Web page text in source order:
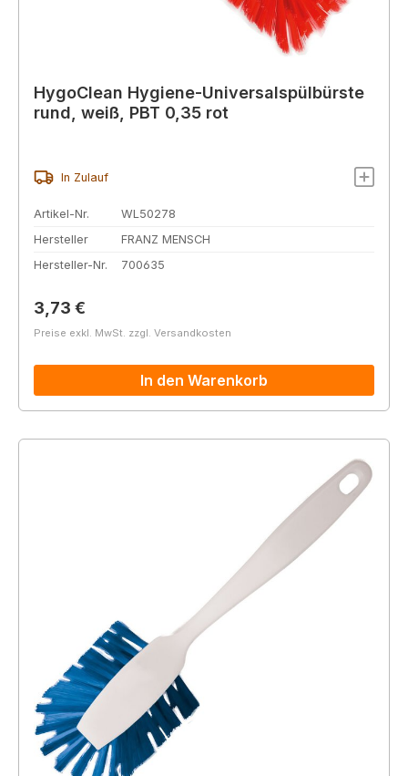
HygoClean Hygiene-Universalspülbürste
rund, weiß, PBT 0,35 rot
In Zulauf
Artikel-Nr.
WL50278
Hersteller
FRANZ MENSCH
Hersteller-Nr.
700635
Regulärer Preis:
3,73 €
Preise exkl. MwSt. zzgl. Versandkosten
In den Warenkorb